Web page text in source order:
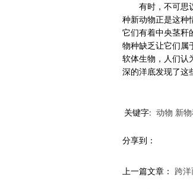
有时，不可思
种新动物正是这种
它们有着中央茎秆
物种缺乏让它们属
软体生物，人们认
深的洋底发现了这
关键字: 动物 新
分享到：
上一篇文章： 跨